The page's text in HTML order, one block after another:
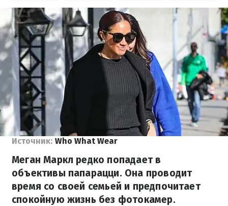
Источник: Who What Wear
Меган Маркл редко попадает в
объективы папарацци. Она проводит
время со своей семьей и предпочитает
спокойную жизнь без фотокамер.